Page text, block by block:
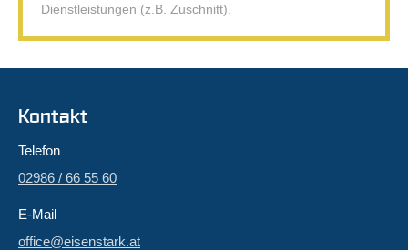
Dienstleistungen (z.B. Zuschnitt).
Kontakt
Telefon
02986 / 66 55 60
E-Mail
office@eisenstark.at